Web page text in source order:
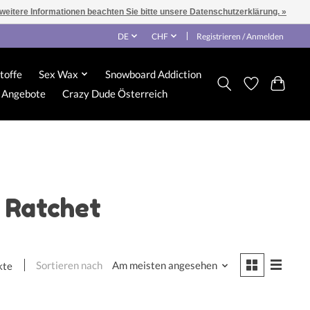
DE CHF Registrieren / Anmelden
Sex Wax
Snowboard Addiction
Angebote Crazy Dude Österreich
Sortieren nach Am meisten angesehen
Informationen beachten Sie bitte unsere Datenschutzerklärung. »